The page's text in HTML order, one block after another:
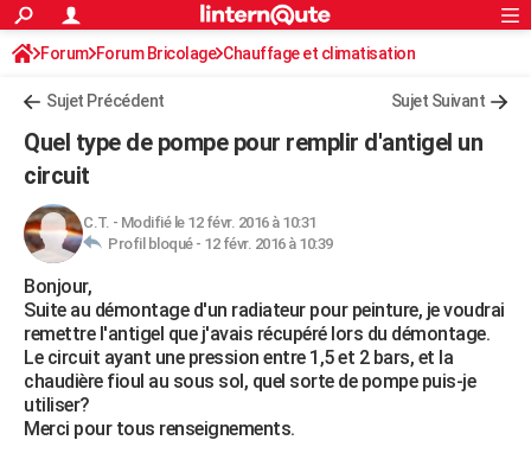
ACTUALITÉS
Politique
Société
Faits Divers
Education
Monde
Villes
+
Programme TV
Streaming
Cinéma
Sorties cinéma
Musique
FINANCE
Retraite
Impôts
Epargne
Immobilier
Risques naturels par ville
Banque
Assurance
Crédit
AUTO
Essais
Réserver un essai
Citadines
Berlines
SUV
Forum auto
HIGH-TECH
Mobiles
Meilleur smartphone
Internet
Ordinateurs
Jeux vidéo
Guide high-tech
+BRICOLAGE
Forum
Aménagement intérieur
Extérieur
Cuisine
Salle de bains
Jardinage
Rangement
WEEK-END
Guides de France
Escapades
Patrimoine
Expositions
Musées
Week-end nature
+LIFESTYLE
Rechercher
S'inscrire
Connexion
Forum Forum Bricolage Chauffage et climatisation
Sujet Précédent Sujet Suivant
Quel type de pompe pour remplir d'antigel un
circuit
C.T. - Modifié le 12 févr. 2016 à 10:31
Profil bloqué - 12 févr. 2016 à 10:39
Bonjour,
Suite au démontage d'un radiateur pour peinture, je voudrai
remettre l'antigel que j'avais récupéré lors du démontage.
Le circuit ayant une pression entre 1,5 et 2 bars, et la
chaudière fioul au sous sol, quel sorte de pompe puis-je
utiliser?
Merci pour tous renseignements.